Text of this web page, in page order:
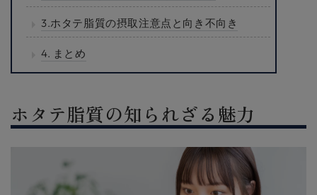
3.ホタテ脂質の摂取注意点と向き不向き
4. まとめ
ホタテ脂質の知られざる魅力